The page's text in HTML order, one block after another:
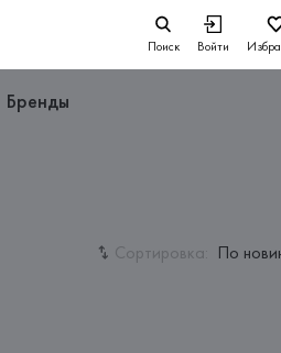
Поиск Войти
Бренды
Сортировка: По